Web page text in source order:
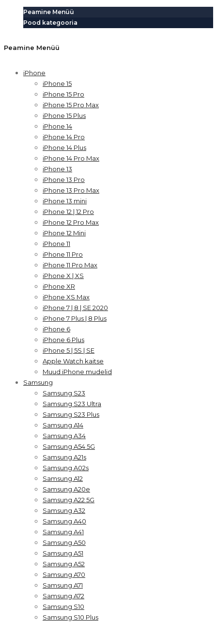
Peamine Menüü
Pood kategooria
Peamine Menüü
iPhone
iPhone 15
iPhone 15 Pro
iPhone 15 Pro Max
iPhone 15 Plus
iPhone 14
iPhone 14 Pro
iPhone 14 Plus
iPhone 14 Pro Max
iPhone 13
iPhone 13 Pro
iPhone 13 Pro Max
iPhone 13 mini
iPhone 12 | 12 Pro
iPhone 12 Pro Max
iPhone 12 Mini
iPhone 11
iPhone 11 Pro
iPhone 11 Pro Max
iPhone X | XS
iPhone XR
iPhone XS Max
iPhone 7 | 8 | SE 2020
iPhone 7 Plus | 8 Plus
iPhone 6
iPhone 6 Plus
iPhone 5 | 5S | SE
Apple Watch kaitse
Muud iPhone mudelid
Samsung
Samsung S23
Samsung S23 Ultra
Samsung S23 Plus
Samsung A14
Samsung A34
Samsung A54 5G
Samsung A21s
Samsung A02s
Samsung A12
Samsung A20e
Samsung A22 5G
Samsung A32
Samsung A40
Samsung A41
Samsung A50
Samsung A51
Samsung A52
Samsung A70
Samsung A71
Samsung A72
Samsung S10
Samsung S10 Plus